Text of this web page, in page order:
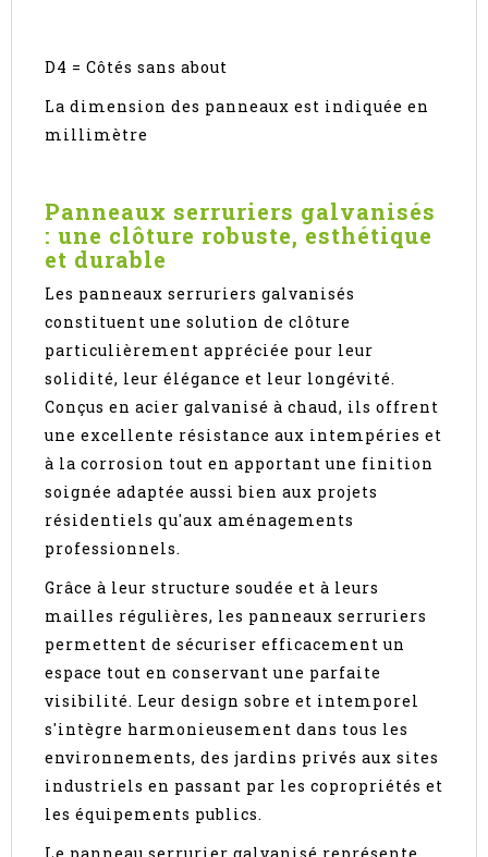
D4 = Côtés sans about
La dimension des panneaux est indiquée en
millimètre
Panneaux serruriers galvanisés
: une clôture robuste, esthétique
et durable
Les panneaux serruriers galvanisés
constituent une solution de clôture
particulièrement appréciée pour leur
solidité, leur élégance et leur longévité.
Conçus en acier galvanisé à chaud, ils offrent
une excellente résistance aux intempéries et
à la corrosion tout en apportant une finition
soignée adaptée aussi bien aux projets
résidentiels qu'aux aménagements
professionnels.
Grâce à leur structure soudée et à leurs
mailles régulières, les panneaux serruriers
permettent de sécuriser efficacement un
espace tout en conservant une parfaite
visibilité. Leur design sobre et intemporel
s'intègre harmonieusement dans tous les
environnements, des jardins privés aux sites
industriels en passant par les copropriétés et
les équipements publics.